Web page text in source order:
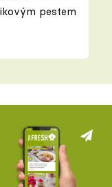
pestem